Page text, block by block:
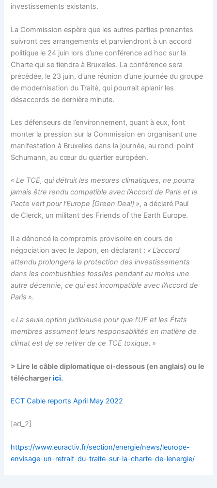
investissements existants.
La Commission espère que les autres parties prenantes
suivront ces arrangements et parviendront à un accord
politique le 24 juin lors d’une conférence ad hoc sur la
Charte qui se tiendra à Bruxelles. La conférence sera
précédée, le 23 juin, d’une réunion d’une journée du groupe
de modernisation du Traité, qui pourrait aplanir les
désaccords de dernière minute.
Les défenseurs de l’environnement, quant à eux, font
monter la pression sur la Commission en organisant une
manifestation à Bruxelles dans la journée, au rond-point
Schumann, au cœur du quartier européen.
« Le TCE, qui détruit les mesures climatiques, ne pourra
jamais être rendu compatible avec l’Accord de Paris et le
Pacte vert pour l’Europe [Green Deal] », a déclaré Paul
de Clerck, un militant des Friends of the Earth Europe.
Il a dénoncé le compromis provisoire en cours de
négociation avec le Japon, en déclarant : « L’accord
attendu prolongera la protection des investissements
dans les combustibles fossiles pendant au moins une
autre décennie, ce qui est incompatible avec l’Accord de
Paris ».
« La seule option judicieuse pour que l’UE et les États
membres assument leurs responsabilités en matière de
climat est de se retirer de ce TCE toxique. »
> Lire le câble diplomatique ci-dessous (en anglais) ou le
téléchargerici.
ECT Cable reports April May 2022
[ad_2]
https://www.euractiv.fr/section/energie/news/leurope-
envisage-un-retrait-du-traite-sur-la-charte-de-lenergie/